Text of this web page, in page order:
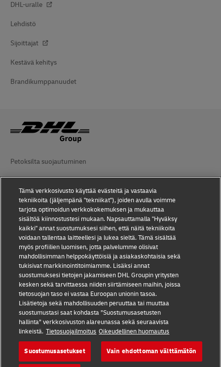
DHL-uralle
Lehdistö
Sijoittajat
Kestävä kehitys
Brandikumppanuudet
Petoksilta suojautuminen
Käyttöehdot
Tietosuoja
Saavutettavuus
Lisätiedot
Evästeasetukset
Seuraa meitä:
2026 © - all rights reserved
Tämä verkkosivusto käyttää evästeitä ja vastaavia
tekniikoita (jäljempänä "tekniikat"), joiden avulla voimme
tarjota optimoidun verkkokokemuksen ja mukauttaa
sisältöä kiinnostustesi mukaan. Napsauttamalla "Hyväksy
kaikki" annat suostumuksesi siihen, että näitä tekniikoita
voidaan tallentaa laitteellesi ja lukea sieltä. Tämä sisältää
myös profiilien luomisen, jotta palvelumme olisivat
mahdollisimman helppokäyttöisiä ja asiakaskohtaisia sekä
tukisivat markkinointitoimiamme. Lisäksi annat
suostumuksesi tietojen jakamiseen DHL Groupin yritysten
kesken sekä tarvittaessa niiden siirtämiseen maihin, joissa
tietosuojan taso ei vastaa Euroopan unionin tasoa.
Lisätietoja sekä mahdollisuuden peruuttaa tai muuttaa
suostumustasi saat kohdasta ”Suostumusasetusten
hallinta” verkkosivuston alareunassa sekä seuraavista
linkeistä. Tietosuojailmoitus Oikeudellinen huomautus
Suostumusasetukset Vain ehdottoman välttämätön